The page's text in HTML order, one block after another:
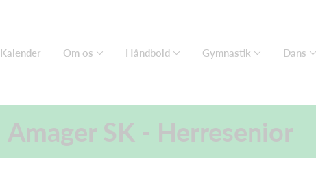
Kalender Om os Håndbold Gymnastik Dans
Amager SK - Herresenior